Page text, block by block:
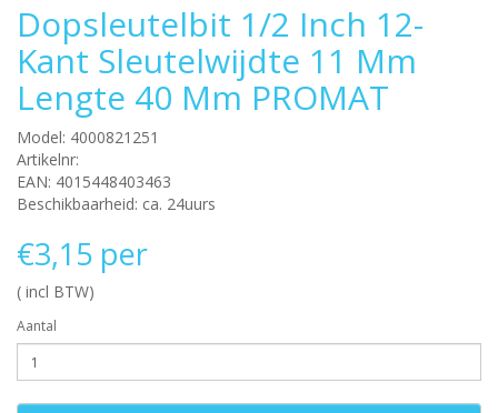
Dopsleutelbit 1/2 Inch 12-
Kant Sleutelwijdte 11 Mm
Lengte 40 Mm PROMAT
Model: 4000821251
Artikelnr:
EAN: 4015448403463
Beschikbaarheid: ca. 24uurs
€3,15 per
( incl BTW)
Aantal